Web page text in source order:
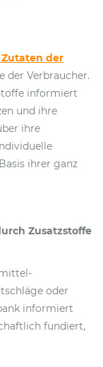
der
der Verbraucher.
informiert
und ihre
ihre
ihrer ganz
Zusatzstoffe
oder
informiert
fundiert,